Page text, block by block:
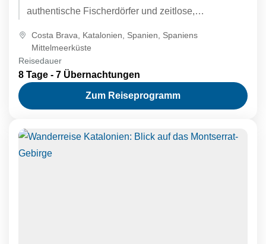
authentische Fischerdörfer und zeitlose,
Charme verzaubern. Entdecken...
Costa Brava Katalonien Spanien
Spaniens
Mittelmeerküste
Reisedauer
8 Tage - 7 Übernachtungen
Zum Reiseprogramm